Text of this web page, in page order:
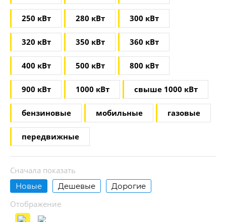
250 кВт 280 кВт 300 кВт
320 кВт 350 кВт 360 кВт
400 кВт 500 кВт 800 кВт
900 кВт 1000 кВт свыше 1000 кВт
бензиновые мобильные газовые
передвижные
Сначала показать
Новые Дешевые Дорогие
Отображение